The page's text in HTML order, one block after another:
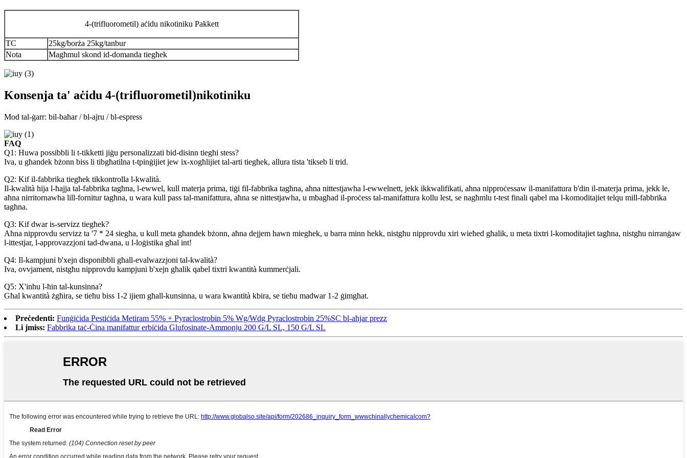
4-(trifluorometil) aċidu nikotiniku Pakkett
TC
25kg/borża 25kg/tanbur
Nota
Magħmul skond id-domanda tiegħek
Konsenja ta' aċidu 4-(trifluorometil)nikotiniku
Mod tal-ġarr: bil-baħar / bl-ajru / bl-espress
FAQ
Q1: Huwa possibbli li t-tikketti jiġu personalizzati bid-disinn tiegħi stess?
Iva, u għandek bżonn biss li tibgħatilna t-tpinġijiet jew ix-xogħlijiet tal-arti tiegħek, allura tista 'tikseb li trid.
Q2: Kif il-fabbrika tiegħek tikkontrolla l-kwalità.
Il-kwalità hija l-ħajja tal-fabbrika tagħna, l-ewwel, kull materja prima, tiġi fil-fabbrika tagħna, aħna nittestjawha l-ewwelnett, jekk ikkwalifikati, aħna nipproċessaw il-manifattura b'din il-materja prima, jekk le,
aħna nirritornawha lill-fornitur tagħna, u wara kull pass tal-manifattura, aħna se nittestjawha, u mbagħad il-proċess tal-manifattura kollu lest, se nagħmlu t-test finali qabel ma l-komoditajiet telqu mill-fabbrika
tagħna.
Q3: Kif dwar is-servizz tiegħek?
Aħna nipprovdu servizz ta '7 * 24 siegħa, u kull meta għandek bżonn, aħna dejjem hawn miegħek, u barra minn hekk, nistgħu nipprovdu xiri wieħed għalik, u meta tixtri l-komoditajiet tagħna, nistgħu nirranġaw
l-ittestjar, l-approvazzjoni tad-dwana, u l-loġistika għal int!
Q4: Il-kampjuni b'xejn disponibbli għall-evalwazzjoni tal-kwalità?
Iva, ovvjament, nistgħu nipprovdu kampjuni b'xejn għalik qabel tixtri kwantità kummerċjali.
Q5: X'inhu l-ħin tal-kunsinna?
Għal kwantità żgħira, se tieħu biss 1-2 ijiem għall-kunsinna, u wara kwantità kbira, se tieħu madwar 1-2 ġimgħat.
Preċedenti: Funġiċida Pestiċida Metiram 55% + Pyraclostrobin 5% Wg/Wdg Pyraclostrobin 25%SC bl-aħjar prezz
Li jmiss: Fabbrika taċ-Ċina manifattur erbiċida Glufosinate-Ammonju 200 G/L SL, 150 G/L SL